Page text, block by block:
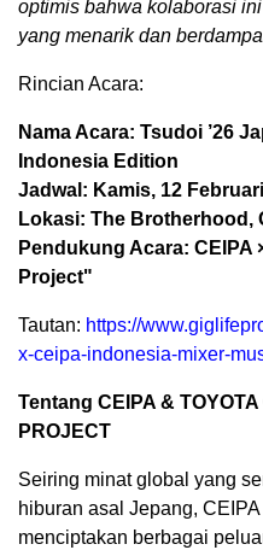
optimis bahwa kolaborasi
yang menarik dan
Rincian Acara:
Nama Acara: Tsudoi ’26
Indonesia Edition
Jadwal: Kamis, 12
Lokasi: The Brotherhood,
Pendukung Acara: CEIPA
Project"
Tautan: https://
x-ceipa-indonesia-mixer-
Tentang CEIPA &
PROJECT
Seiring minat global yang
hiburan asal Jepang,
menciptakan berbagai